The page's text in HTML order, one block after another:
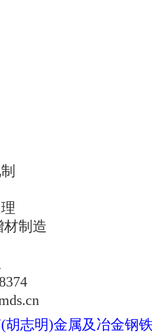
制造
胡志明)金属及冶金钢